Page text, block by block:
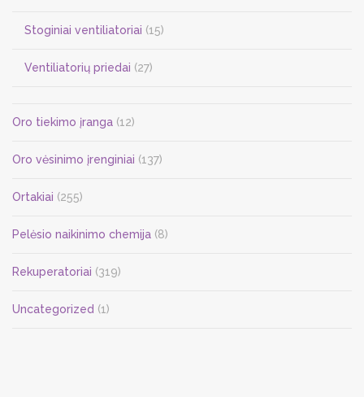
Stoginiai ventiliatoriai (15)
Ventiliatorių priedai (27)
Oro tiekimo įranga (12)
Oro vėsinimo įrenginiai (137)
Ortakiai (255)
Pelėsio naikinimo chemija (8)
Rekuperatoriai (319)
Uncategorized (1)